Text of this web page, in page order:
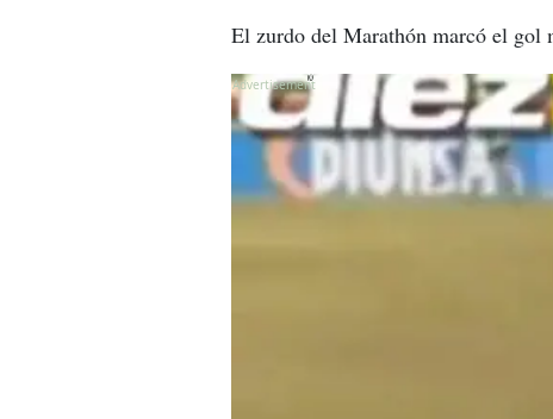
El zurdo del Marathón marcó el gol
X